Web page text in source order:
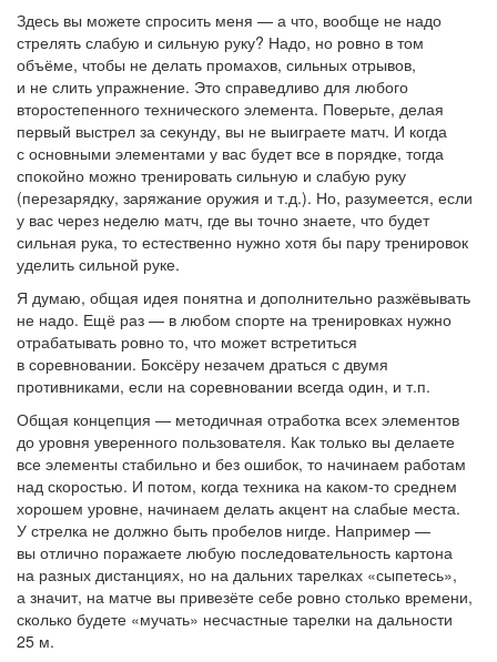
Здесь вы можете спросить меня — а что, вообще не надо
стрелять слабую и сильную руку? Надо, но ровно в том
объёме, чтобы не делать промахов, сильных отрывов,
и не слить упражнение. Это справедливо для любого
второстепенного технического элемента. Поверьте, делая
первый выстрел за секунду, вы не выиграете матч. И когда
с основными элементами у вас будет все в порядке, тогда
спокойно можно тренировать сильную и слабую руку
(перезарядку, заряжание оружия и т.д.). Но, разумеется, если
у вас через неделю матч, где вы точно знаете, что будет
сильная рука, то естественно нужно хотя бы пару тренировок
уделить сильной руке.
Я думаю, общая идея понятна и дополнительно разжёвывать
не надо. Ещё раз — в любом спорте на тренировках нужно
отрабатывать ровно то, что может встретиться
в соревновании. Боксёру незачем драться с двумя
противниками, если на соревновании всегда один, и т.п.
Общая концепция — методичная отработка всех элементов
до уровня уверенного пользователя. Как только вы делаете
все элементы стабильно и без ошибок, то начинаем работам
над скоростью. И потом, когда техника на каком-то среднем
хорошем уровне, начинаем делать акцент на слабые места.
У стрелка не должно быть пробелов нигде. Например —
вы отлично поражаете любую последовательность картона
на разных дистанциях, но на дальних тарелках «сыпетесь»,
а значит, на матче вы привезёте себе ровно столько времени,
сколько будете «мучать» несчастные тарелки на дальности
25 м.